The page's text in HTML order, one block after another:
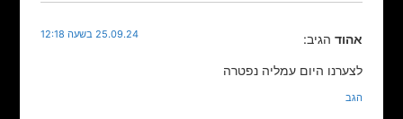
אהוד הגיב: 25.09.24 בשעה 12:18
לצערנו היום עמליה נפטרה
הגב